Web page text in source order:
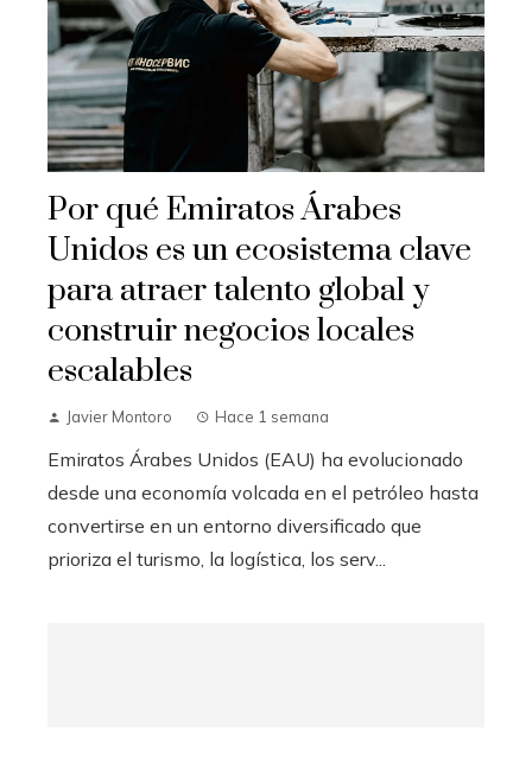
Por qué Emiratos Árabes
Unidos es un ecosistema clave
para atraer talento global y
construir negocios locales
escalables
Javier Montoro Hace 1 semana
Emiratos Árabes Unidos (EAU) ha evolucionado
desde una economía volcada en el petróleo hasta
convertirse en un entorno diversificado que
prioriza el turismo, la logística, los serv...